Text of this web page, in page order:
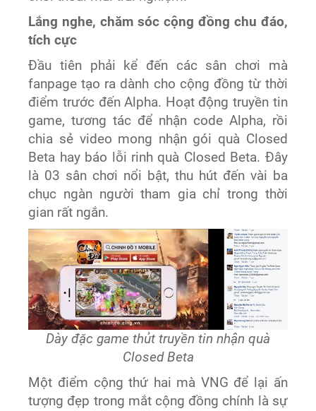
Lắng nghe, chăm sóc cộng đồng chu đáo,
tích cực
Đầu tiên phải kể đến các sân chơi mà
fanpage tạo ra dành cho cộng đồng từ thời
điểm trước đến Alpha. Hoạt động truyền tin
game, tương tác để nhận code Alpha, rồi
chia sẻ video mong nhận gói quà Closed
Beta hay báo lỗi rinh quà Closed Beta. Đây
là 03 sân chơi nổi bật, thu hút đến vài ba
chục ngàn người tham gia chỉ trong thời
gian rất ngắn.
Dày đặc game thủt truyền tin nhận quà
Closed Beta
Một điểm cộng thứ hai mà VNG để lại ấn
tượng đẹp trong mắt cộng đồng chính là sự